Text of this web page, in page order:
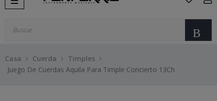
de
Casa Cuerda
Timples
Juego De Cuerdas Aquila Para Timple Concierto 13Ch